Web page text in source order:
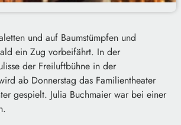
und auf Baumstümpfen und
ein Zug vorbeifährt. In der
der Freiluftbühne in der
ab Donnerstag das Familientheater
gespielt. Julia Buchmaier war bei einer